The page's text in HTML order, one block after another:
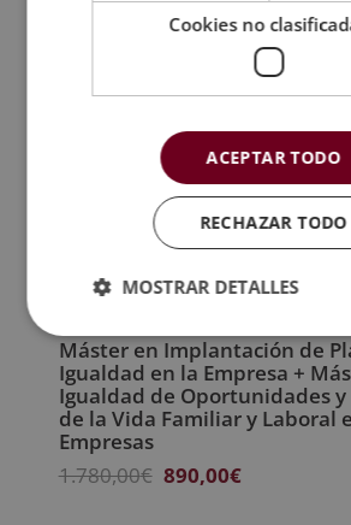
Máster en Implantación de
Igualdad en la Empresa +
Igualdad de Oportunidades
de la Vida Familiar y Laboral
Empresas
1.780,00€ El
890,00€El
Cookies no
ACEPTAR TODO
RECHAZAR TODO
MOSTRAR DETALLES